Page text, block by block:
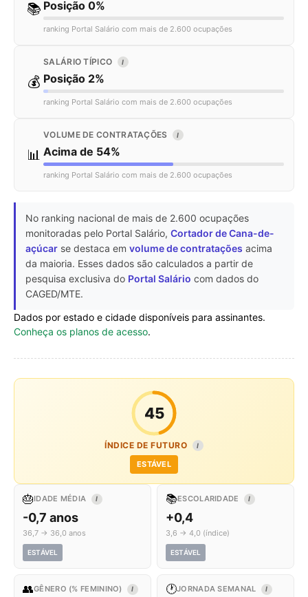
📚 Posição 0%
ranking Portal Salário com mais de 2.600 ocupações
💰
SALÁRIO TÍPICO I
Posição 2%
ranking Portal Salário com mais de 2.600 ocupações
📊
VOLUME DE CONTRATAÇÕES I
Acima de 54%
ranking Portal Salário com mais de 2.600 ocupações
No ranking nacional de mais de 2.600 ocupações
monitoradas pelo Portal Salário, Cortador de Cana-de-
açúcar se destaca em volume de contratações acima
da maioria. Esses dados são calculados a partir de
pesquisa exclusiva do Portal Salário com dados do
CAGED/MTE.
Dados por estado e cidade disponíveis para assinantes.
Conheça os planos de acesso.
45
ÍNDICE DE FUTURO I
ESTÁVEL
🎂IDADE MÉDIA I
-0,7 anos
36,7 → 36,0 anos
ESTÁVEL
📚ESCOLARIDADE I
+0,4
3,6 → 4,0 (índice)
ESTÁVEL
👥GÊNERO (% FEMININO) I 🕐JORNADA SEMANAL I